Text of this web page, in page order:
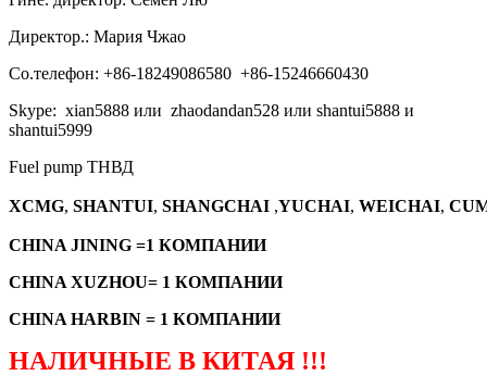
Директор.: Мария Чжао
Со.телефон: +86-18249086580 +86-15246660430
Skype: xian5888 или zhaodandan528 или shantui5888 и
shantui5999
Fuel pump ТНВД
XCMG, SHANTUI, SHANGCHAI ,YUCHAI, WEICHAI,
CHINA JINING =1 КОМПАНИИ
CHINA XUZHOU= 1 КОМПАНИИ
CHINA HARBIN = 1 КОМПАНИИ
НАЛИЧНЫЕ В КИТАЯ !!!